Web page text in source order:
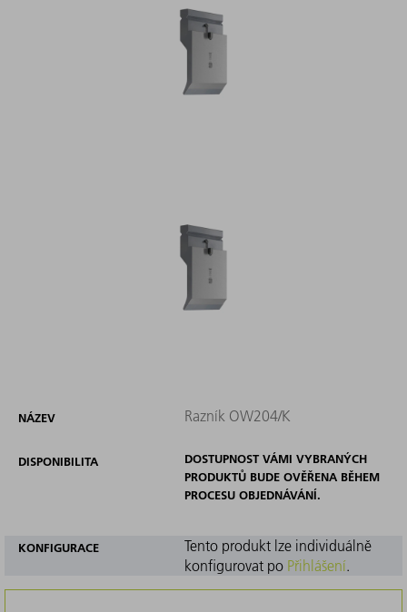
NÁZEV Razník OW204/K
DISPONIBILITA
DOSTUPNOST VÁMI VYBRANÝCH
PRODUKTŮ BUDE OVĚŘENA BĚHEM
PROCESU OBJEDNÁVÁNÍ.
KONFIGURACE
Tento produkt lze individuálně
konfigurovat po Přihlášení.